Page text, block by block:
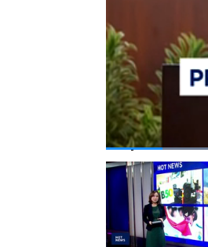
#presiden
Popular